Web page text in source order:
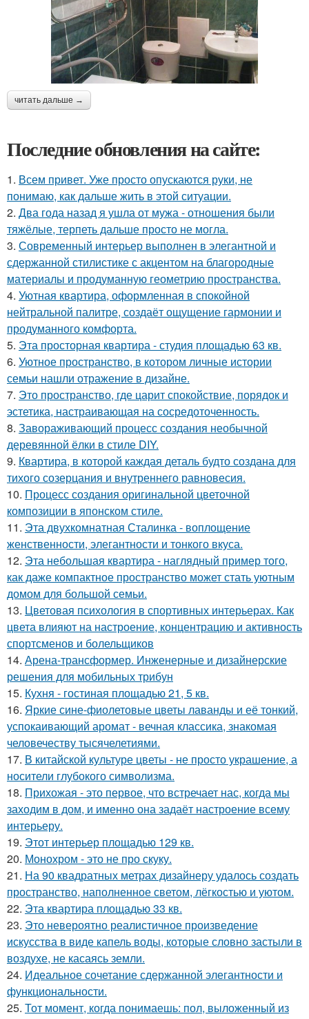
читать дальше →
Последние обновления на сайте:
1. Всем привет. Уже просто опускаются руки, не
понимаю, как дальше жить в этой ситуации.
2. Два года назад я ушла от мужа - отношения были
тяжёлые, терпеть дальше просто не могла.
3. Современный интерьер выполнен в элегантной и
сдержанной стилистике с акцентом на благородные
материалы и продуманную геометрию пространства.
4. Уютная квартира, оформленная в спокойной
нейтральной палитре, создаёт ощущение гармонии и
продуманного комфорта.
5. Эта просторная квартира - студия площадью 63 кв.
6. Уютное пространство, в котором личные истории
семьи нашли отражение в дизайне.
7. Это пространство, где царит спокойствие, порядок и
эстетика, настраивающая на сосредоточенность.
8. Завораживающий процесс создания необычной
деревянной ёлки в стиле DIY.
9. Квартира, в которой каждая деталь будто создана для
тихого созерцания и внутреннего равновесия.
10. Процесс создания оригинальной цветочной
композиции в японском стиле.
11. Эта двухкомнатная Сталинка - воплощение
женственности, элегантности и тонкого вкуса.
12. Эта небольшая квартира - наглядный пример того,
как даже компактное пространство может стать уютным
домом для большой семьи.
13. Цветовая психология в спортивных интерьерах. Как
цвета влияют на настроение, концентрацию и активность
спортсменов и болельщиков
14. Арена-трансформер. Инженерные и дизайнерские
решения для мобильных трибун
15. Кухня - гостиная площадью 21, 5 кв.
16. Яркие сине-фиолетовые цветы лаванды и её тонкий,
успокаивающий аромат - вечная классика, знакомая
человечеству тысячелетиями.
17. В китайской культуре цветы - не просто украшение, а
носители глубокого символизма.
18. Прихожая - это первое, что встречает нас, когда мы
заходим в дом, и именно она задаёт настроение всему
интерьеру.
19. Этот интерьер площадью 129 кв.
20. Монохром - это не про скуку.
21. На 90 квадратных метрах дизайнеру удалось создать
пространство, наполненное светом, лёгкостью и уютом.
22. Эта квартира площадью 33 кв.
23. Это невероятно реалистичное произведение
искусства в виде капель воды, которые словно застыли в
воздухе, не касаясь земли.
24. Идеальное сочетание сдержанной элегантности и
функциональности.
25. Тот момент, когда понимаешь: пол, выложенный из